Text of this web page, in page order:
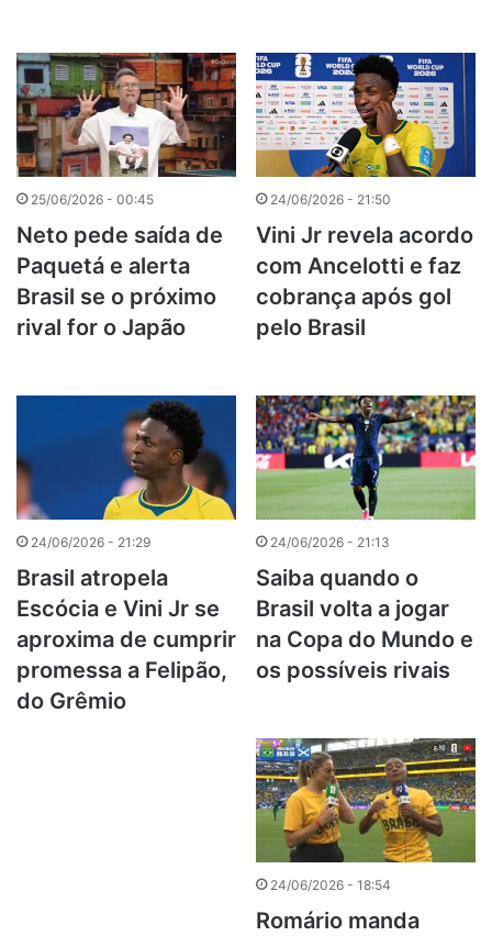
25/06/2026 - 00:45
Neto pede saída de
Paquetá e alerta
Brasil se o próximo
rival for o Japão
24/06/2026 - 21:50
Vini Jr revela acordo
com Ancelotti e faz
cobrança após gol
pelo Brasil
24/06/2026 - 21:29
Brasil atropela
Escócia e Vini Jr se
aproxima de cumprir
promessa a Felipão,
do Grêmio
24/06/2026 - 21:13
Saiba quando o
Brasil volta a jogar
na Copa do Mundo e
os possíveis rivais
24/06/2026 - 18:54
Romário manda